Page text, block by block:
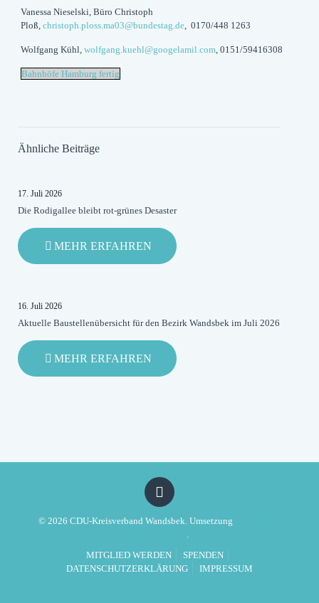
Vanessa Nieselski, Büro Christoph
Ploß, christoph.ploss.ma03@bundestag.de, 0170/448 1263
Wolfgang Kühl, wolfgang.kuehl@googelamil.com, 0151/59416308
Bahnhöfe Hamburg fertig
Ähnliche Beiträge
17. Juli 2026
Die Rodigallee bleibt rot-grünes Desaster
MEHR ERFAHREN
DIE
DESASTER
16. Juli 2026
Aktuelle Baustellenübersicht für den Bezirk Wandsbek im Juli 2026
MEHR ERFAHREN
AKTUELLE
JULI
2026
© 2026 CDU-Kreisverband Wandsbek. Umsetzung
.
MITGLIED WERDEN
SPENDEN
DATENSCHUTZERKLÄRUNG
IMPRESSUM